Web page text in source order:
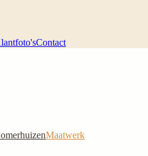
Contact
Maatwerk